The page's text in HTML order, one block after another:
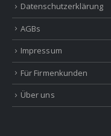
Datenschutzerklärung
AGBs
Impressum
Für Firmenkunden
Über uns